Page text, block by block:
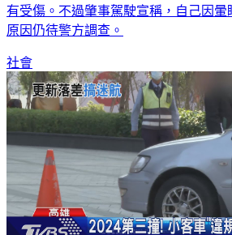
有受傷。不過肇事駕駛宣稱，自己因暈
原因仍待警方調查。
社會